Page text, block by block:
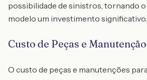
possibilidade de sinistros, tornando
modelo um investimento significativo.
Custo de Peças e Manutenção
O custo de peças e manutenções